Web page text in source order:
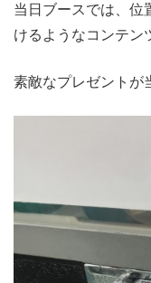
当日ブースでは、位
けるようなコンテン
素敵なプレゼントが